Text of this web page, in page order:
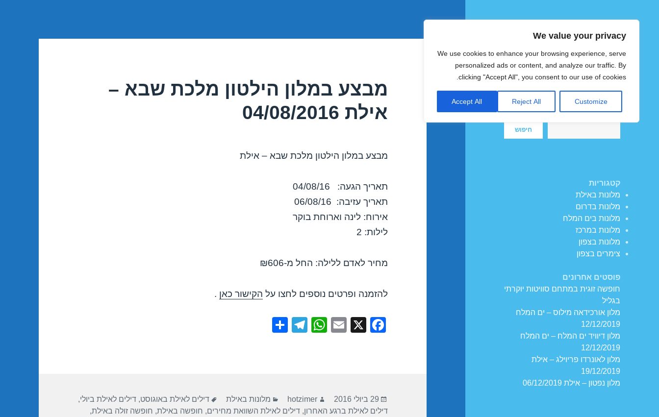
We value your privacy
We use cookies to enhance your browsing experience, serve
personalized ads or content, and analyze our traffic. By
clicking "Accept All", you consent to our use of cookies.
Customize
Reject All
Accept All
צימרים ומלונות זולים בישראל
חיפוש
חיפוש
קטגוריות
מלונות באילת
מלונות בדרום
מלונות בים המלח
מלונות במרכז
מלונות בצפון
צימרים בצפון
פוסטים אחרונים
חופשה זוגית במתחם סוויטות יוקרתי
בגליל
מלון אורכידאה מילוס – ים המלח
12/12/2019
מלון דיוויד ים המלח – ים המלח
12/12/2019
מלון לאונרדו פריוילג – אילת
19/12/2019
מלון נפטון – אילת 06/12/2019
מבצע במלון הילטון מלכת שבא –
אילת 04/08/2016
מבצע במלון הילטון מלכת שבא – אילת
תאריך הגעה: 04/08/16
תאריך עזיבה: 06/08/16
אירוח: לינה וארוחת בוקר
לילות: 2
מחיר לאדם ללילה: החל מ-₪606
להזמנה ופרטים נוספים לחצו על הקישור כאן .
F
o
X
E
W
p
T
m
פורסם
בתאריך
29 ביולי 2016 מחבר
hotzimer קטגוריות
מלונות באילת תגיות
דילים לאילת באוגוסט,דילים לאילת ביולי,
דילים לאילת ברגע האחרון,דילים לאילת השוואת מחירים, חופשה באילת, חופשה זולה באילת,